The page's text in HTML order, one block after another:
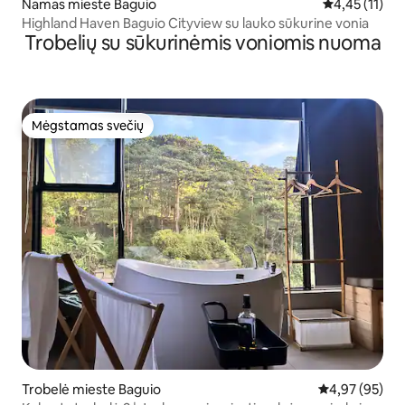
Namas mieste Baguio Vidutinis
4,45 (11)
Highland Haven Baguio Cityview su lauko sūkurine vonia
Trobelių su sūkurinėmis voniomis nuoma
Mėgstamas svečių
Mėgstamas svečių
Trobelė mieste Baguio Vidutinis
4,97 (95)